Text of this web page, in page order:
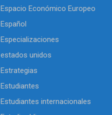
Espacio Económico Europeo
Español
Especializaciones
estados unidos
Estrategias
Estudiantes
Estudiantes internacionales